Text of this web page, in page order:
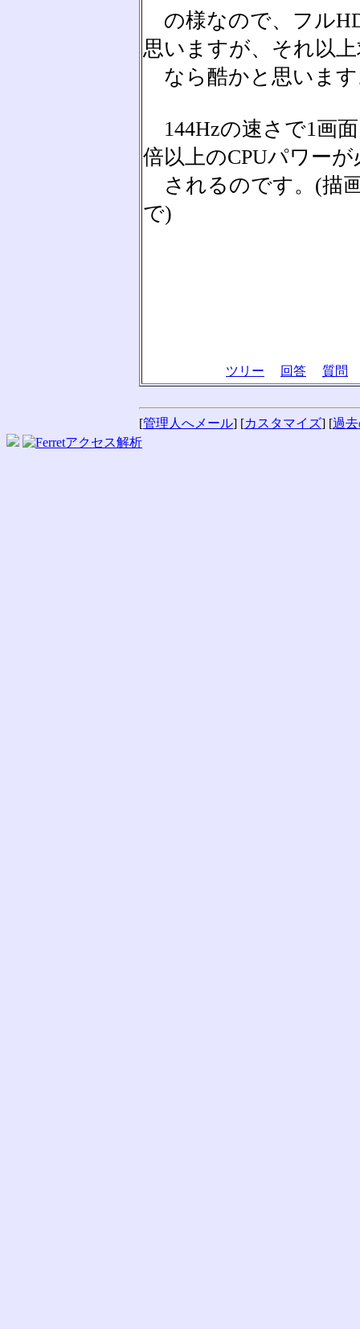
の様なので、フル
思いますが、それ以
なら酷かと思いま
144Hzの速さで1画
倍以上のCPUパワーが
されるのです。(描
で)
ツリー 回答 質問
[管理人へメール] [カスタマイズ] [過